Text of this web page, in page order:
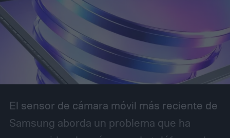
El sensor de cámara móvil más reciente de
Samsung aborda un problema que ha